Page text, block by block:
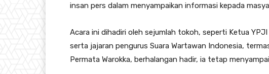
insan pers dalam menyampaikan informasi kepada
Acara ini dihadiri oleh sejumlah tokoh, seperti Ketua
serta jajaran pengurus Suara Wartawan Indonesia,
Permata Warokka, berhalangan hadir, ia tetap